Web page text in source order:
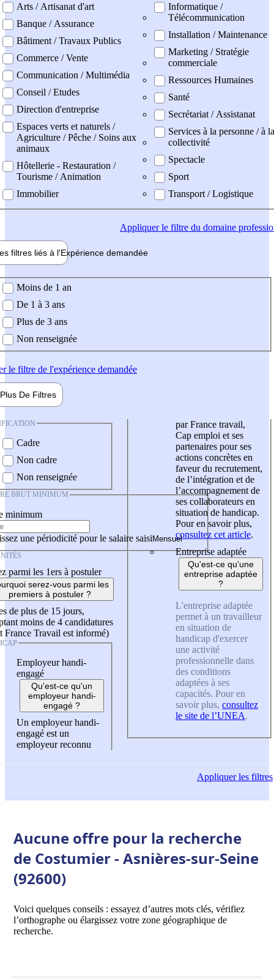
Arts / Artisanat d'art
Banque / Assurance
Bâtiment / Travaux Publics
Commerce / Vente
Communication / Multimédia
Conseil / Etudes
Direction d'entreprise
Espaces verts et naturels /
Agriculture / Pêche / Soins aux
animaux
Hôtellerie - Restauration /
Tourisme / Animation
Immobilier
Informatique /
Télécommunication
Installation / Maintenance
Marketing / Stratégie
commerciale
Ressources Humaines
Santé
Secrétariat / Assistanat
Services à la personne / à la
collectivité
Spectacle
Sport
Transport / Logistique
Appliquerle filtre du domaine
filtres liés à l'Expérience demandée
demandée
Moins de 1 an
De 1 à 3 ans
Plus de 3 ans
Non renseignée
le filtre de l'expérience demandée
Plus De Filtres
Cadre
Non cadre
Non renseignée
BRUT MINIMUM
minimum
une périodicité pour le salaire saisi
parmi les 1ers à postuler
serez-vous parmi les
premiers à postuler ?
de plus de 15 jours,
moins de 4 candidatures
France Travail est informé)
Employeur handi-
engagé
Qu'est-ce qu'un
employeur handi-
engagé ?
Un employeur handi-
engagé est un
employeur reconnu
par France travail,
Cap emploi et ses
partenaires pour ses
actions concrètes en
faveur du recrutement,
de l’intégration et de
l’accompagnement de
ses collaborateurs en
situation de handicap.
Pour en savoir plus,
consultez cet article.
Entreprise adaptée
Qu'est-ce qu'une
entreprise adaptée
?
L'entreprise adaptée
permet à un travailleur
en situation de
handicap d'exercer
une activité
professionnelle dans
des conditions
adaptées à ses
capacités. Pour en
savoir plus, consultez
le site de l’UNEA.
Appliquerles filtres
Aucune offre pour la recherche
de Costumier - Asnières-sur-Seine
(92600)
Voici quelques conseils : essayez d’autres mots clés, vérifiez
l’orthographe ou élargissez votre zone géographique de
recherche.